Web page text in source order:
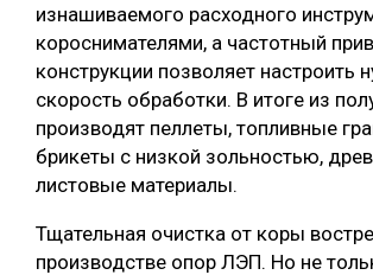
изнашиваемого расходного
короснимателями, а частотный
конструкции позволяет настроить
скорость обработки. В итоге из
производят пеллеты, топливные
брикеты с низкой зольностью,
листовые материалы.
Тщательная очистка от коры
производстве опор ЛЭП. Но не